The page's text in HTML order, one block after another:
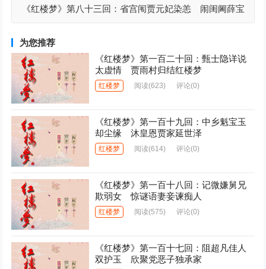
《红楼梦》第八十三回：省宫闱贾元妃染恙 闹闺阃薛宝
为您推荐
《红楼梦》第一百二十回：甄士隐详说
太虚情 贾雨村归结红楼梦
红楼梦 阅读(623) 评论(0)
《红楼梦》第一百十九回：中乡魁宝玉
却尘缘 沐皇恩贾家延世泽
红楼梦 阅读(614) 评论(0)
《红楼梦》第一百十八回：记微嫌舅兄
欺弱女 惊谜语妻妾谏痴人
红楼梦 阅读(575) 评论(0)
《红楼梦》第一百十七回：阻超凡佳人
双护玉 欣聚党恶子独承家